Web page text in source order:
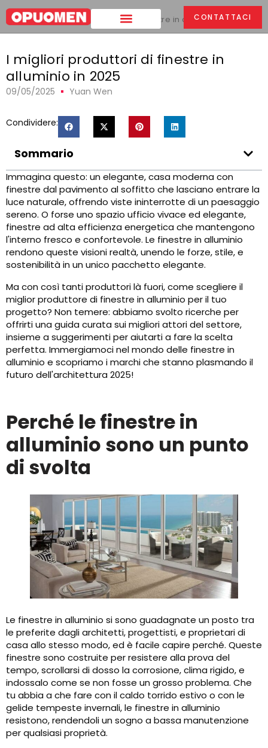
CONTATTACI
Casa > I migliori produttori di finestre in alluminio in 2025
I migliori produttori di finestre in
alluminio in 2025
09/05/2025 Yuan Wen
Condividere:
Sommario
Immagina questo: un elegante, casa moderna con
finestre dal pavimento al soffitto che lasciano entrare la
luce naturale, offrendo viste ininterrotte di un paesaggio
sereno. O forse uno spazio ufficio vivace ed elegante,
finestre ad alta efficienza energetica che mantengono
l'interno fresco e confortevole. Le finestre in alluminio
rendono queste visioni realtà, unendo le forze, stile, e
sostenibilità in un unico pacchetto elegante.
Ma con così tanti produttori là fuori, come scegliere il
miglior produttore di finestre in alluminio per il tuo
progetto? Non temere: abbiamo svolto ricerche per
offrirti una guida curata sui migliori attori del settore,
insieme a suggerimenti per aiutarti a fare la scelta
perfetta. Immergiamoci nel mondo delle finestre in
alluminio e scopriamo i marchi che stanno plasmando il
futuro dell'architettura 2025!
Perché le finestre in
alluminio sono un punto
di svolta
Le finestre in alluminio si sono guadagnate un posto tra
le preferite dagli architetti, progettisti, e proprietari di
casa allo stesso modo, ed è facile capire perché. Queste
finestre sono costruite per resistere alla prova del
tempo, scrollarsi di dosso la corrosione, clima rigido, e
indossalo come se non fosse un grosso problema. Che
tu abbia a che fare con il caldo torrido estivo o con le
gelide tempeste invernali, le finestre in alluminio
resistono, rendendoli un sogno a bassa manutenzione
per qualsiasi proprietà.